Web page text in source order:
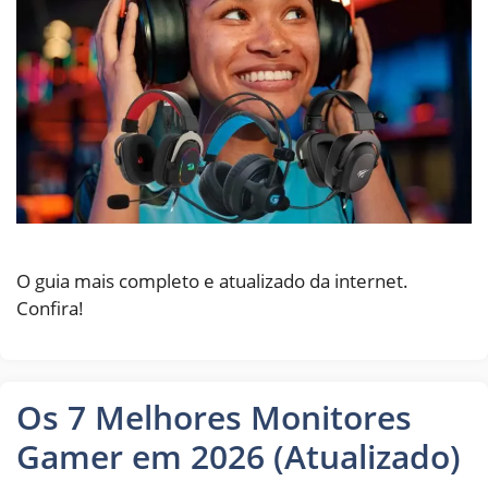
O guia mais completo e atualizado da internet.
Confira!
Os 7 Melhores Monitores
Gamer em 2026 (Atualizado)